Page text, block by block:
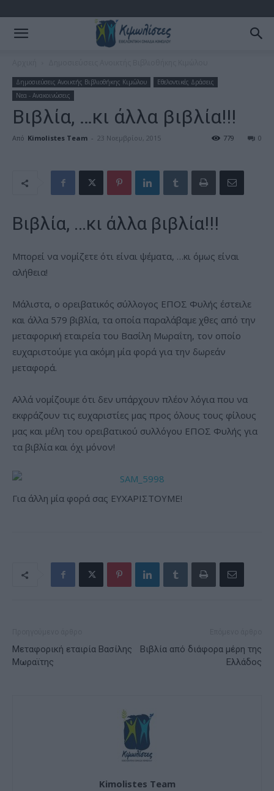
Δημοσιεύσεις Ανοικτής Βιβλιοθήκης Κιμώλου
Εθελοντικές Δράσεις
Νεα - Ανακοινώσεις
Βιβλία, …κι άλλα βιβλία!!!
Από Kimolistes Team - 23 Νοεμβρίου, 2015 0
779
Βιβλία, …κι άλλα βιβλία!!!
Μπορεί να νομίζετε ότι είναι ψέματα, …κι όμως είναι
αλήθεια!
Μάλιστα, ο ορειβατικός σύλλογος ΕΠΟΣ Φυλής έστειλε
και άλλα 579 βιβλία, τα οποία παραλάβαμε χθες από την
μεταφορική εταιρεία του Βασίλη Μωραΐτη, τον οποίο
ευχαριστούμε για ακόμη μία φορά για την δωρεάν
μεταφορά.
Αλλά νομίζουμε ότι δεν υπάρχουν πλέον λόγια που να
εκφράζουν τις ευχαριστίες μας προς όλους τους φίλους
μας και μέλη του ορειβατικού συλλόγου ΕΠΟΣ Φυλής για
τα βιβλία και όχι μόνον!
Για άλλη μία φορά σας ΕΥΧΑΡΙΣΤΟΥΜΕ!
Μεταφορική εταιρία Βασίλης
Μωραϊτης
Βιβλία από διάφορα μέρη της
Ελλάδος
Kimolistes Team